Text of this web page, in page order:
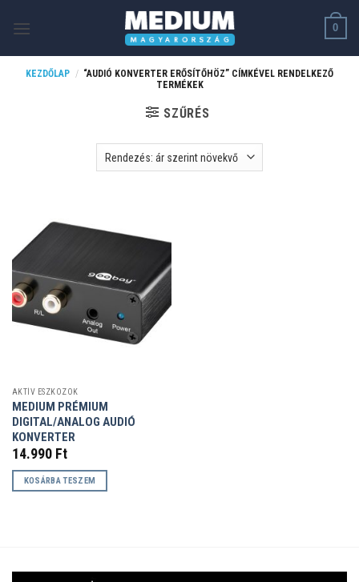
0
KEZDŐLAP / “AUDIÓ KONVERTER ERŐSÍTŐHÖZ” CÍMKÉVEL RENDELKEZŐ
TERMÉKEK
SZŰRÉS
AKTÍV ESZKÖZÖK
MEDIUM PRÉMIUM
DIGITAL/ANALOG AUDIÓ
KONVERTER
14.990 Ft
KOSÁRBA TESZEM